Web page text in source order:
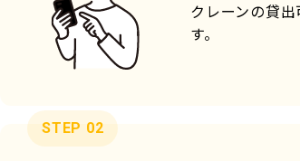
クレーンの貸
す。
STEP 02